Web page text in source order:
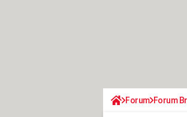
Forum Forum